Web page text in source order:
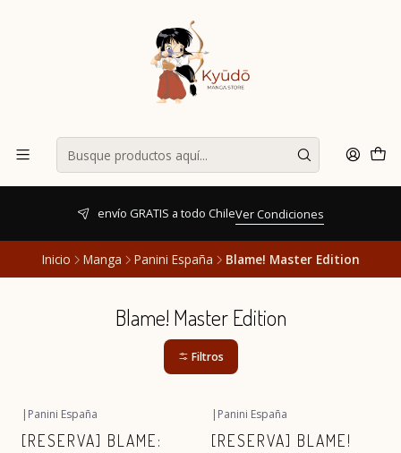
envío GRATIS a todo ChileVer Condiciones
Inicio Manga Panini España Blame! Master Edition
Blame! Master Edition
Filtros
| Panini España
[RESERVA] BLAME:
| Panini España
[RESERVA] BLAME!